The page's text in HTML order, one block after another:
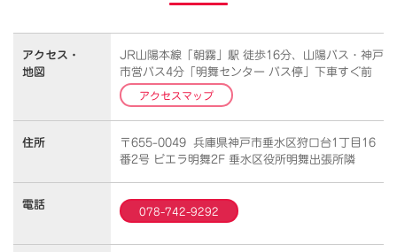
アクセス・
地図
JR山陽本線「朝霧」駅 徒歩16分、山陽バス・神戸
市営バス4分「明舞センター バス停」下車すぐ前
アクセスマップ
住所
〒655-0049 兵庫県神戸市垂水区狩口台1丁目16
番2号 ビエラ明舞2F 垂水区役所明舞出張所隣
電話
078-742-9292